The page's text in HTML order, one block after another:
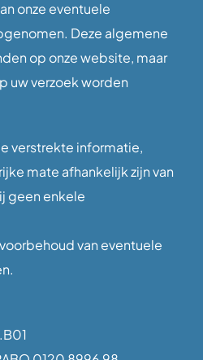
onze eventuele
Deze algemene
op onze website, maar
uw verzoek worden
verstrekte informatie,
mate afhankelijk zijn van
geen enkele
van eventuele